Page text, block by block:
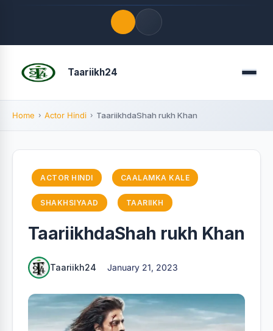
Quick Links Taariikh24 Menu
Home Actor Hindi TaariikhdaShah rukh Khan
ACTOR HINDI CAALAMKA KALE
SHAKHSIYAAD TAARIIKH
TaariikhdaShah rukh Khan
Taariikh24 January 21, 2023